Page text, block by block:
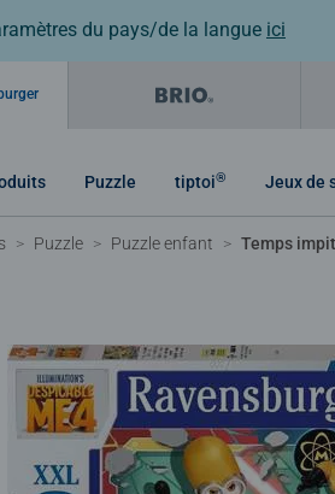
du pays/de la langue ici
Puzzle tiptoi® Jeux de
Puzzle Puzzle enfant Temps